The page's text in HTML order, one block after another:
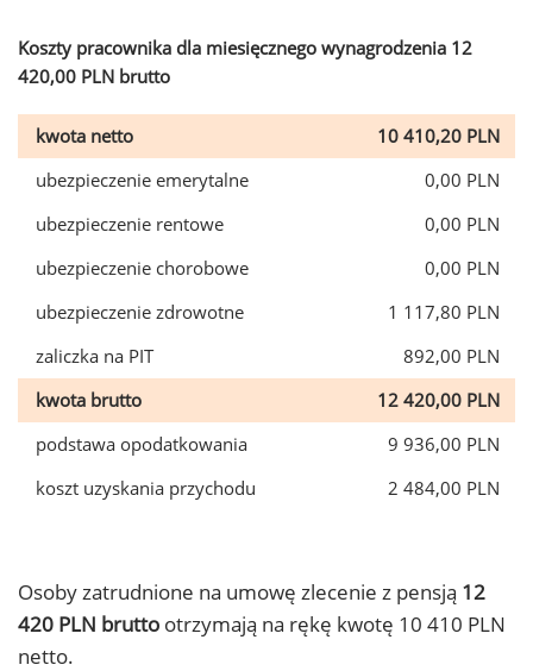
Koszty pracownika dla miesięcznego wynagrodzenia 12
420,00 PLN brutto
kwota netto
10 410,20 PLN
ubezpieczenie emerytalne
0,00 PLN
ubezpieczenie rentowe
0,00 PLN
ubezpieczenie chorobowe
0,00 PLN
ubezpieczenie zdrowotne
1 117,80 PLN
zaliczka na PIT
892,00 PLN
kwota brutto
12 420,00 PLN
podstawa opodatkowania
9 936,00 PLN
koszt uzyskania przychodu
2 484,00 PLN
Osoby zatrudnione na umowę zlecenie z pensją 12
420 PLN brutto otrzymają na rękę kwotę 10 410 PLN
netto.